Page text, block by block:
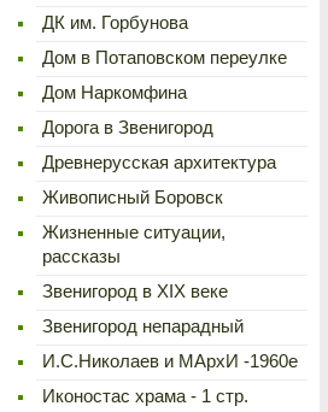
ДК им. Горбунова
Дом в Потаповском переулке
Дом Наркомфина
Дорога в Звенигород
Древнерусская архитектура
Живописный Боровск
Жизненные ситуации,
рассказы
Звенигород в XIX веке
Звенигород непарадный
И.С.Николаев и МАрхИ -1960е
Иконостас храма - 1 стр.